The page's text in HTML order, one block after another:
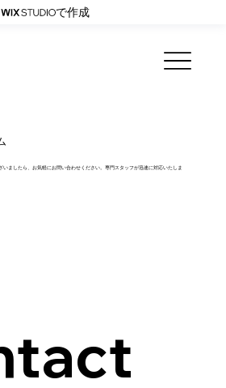
で作成
いましたら、お気軽にお問い合わせください。専門スタッフが迅速に対応いたしま